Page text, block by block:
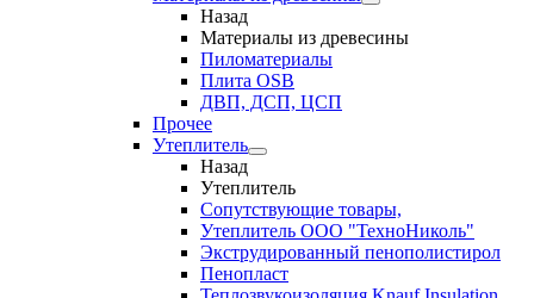
Назад
Материалы из древесины
Пиломатериалы
Плита OSB
ДВП, ДСП, ЦСП
Прочее
Утеплитель
Назад
Утеплитель
Сопутствующие товары,
Утеплитель ООО "ТехноНиколь"
Экструдированный пенополистирол
Пенопласт